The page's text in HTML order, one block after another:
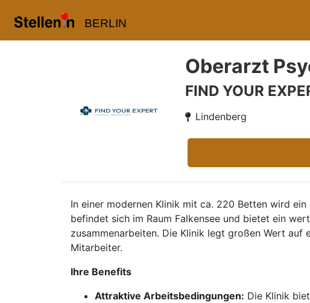
BERLIN
Oberarzt
FIND YOUR
Lindenberg
In einer modernen Klinik mit ca. 220 Betten wird
befindet sich im Raum Falkensee und bietet ein
zusammenarbeiten. Die Klinik legt großen Wert
Mitarbeiter.
Ihre Benefits
Attraktive Arbeitsbedingungen: Die Klinik